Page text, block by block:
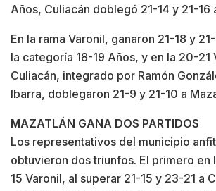
Años, Culiacán doblegó 21-14 y 21-16
En la rama Varonil, ganaron 21-18 y
la categoría 18-19 Años, y en la 20-21
Culiacán, integrado por Ramón
Ibarra, doblegaron 21-9 y 21-10 a
MAZATLÁN GANA DOS PARTIDOS
Los representativos del municipio
obtuvieron dos triunfos. El primero en
15 Varonil, al superar 21-15 y 23-21 a